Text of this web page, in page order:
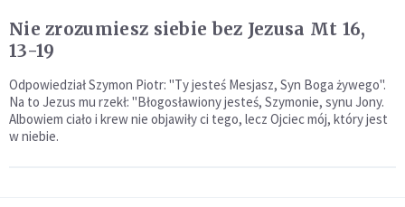
Nie zrozumiesz siebie bez Jezusa Mt 16,
13-19
Odpowiedział Szymon Piotr: "Ty jesteś Mesjasz, Syn Boga żywego".
Na to Jezus mu rzekł: "Błogosławiony jesteś, Szymonie, synu Jony.
Albowiem ciało i krew nie objawiły ci tego, lecz Ojciec mój, który jest
w niebie.